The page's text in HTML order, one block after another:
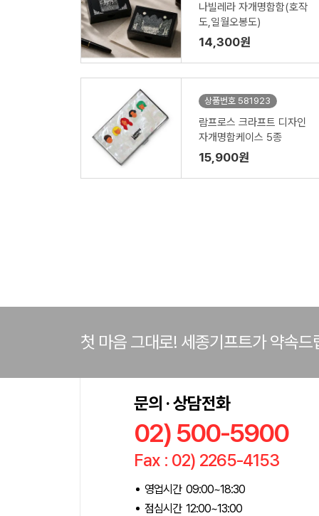
나빌레라 자개명함함(호작
도,일월오봉도)
14,300원
상품번호 581923
람프로스 크라프트 디자인
자개명함케이스 5종
15,900원
첫 마음 그대로! 세종기프트가 약속드
문의 · 상담전화
02) 500-5900
Fax : 02) 2265-4153
영업시간 09:00~18:30
점심시간 12:00~13:00